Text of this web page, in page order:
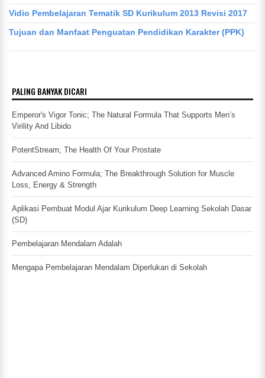
Vidio Pembelajaran Tematik SD Kurikulum 2013 Revisi 2017
Tujuan dan Manfaat Penguatan Pendidikan Karakter (PPK)
PALING BANYAK DICARI
Emperor's Vigor Tonic; The Natural Formula That Supports Men’s
Virility And Libido
PotentStream; The Health Of Your Prostate
Advanced Amino Formula; The Breakthrough Solution for Muscle
Loss, Energy & Strength
Aplikasi Pembuat Modul Ajar Kurikulum Deep Learning Sekolah Dasar
(SD)
Pembelajaran Mendalam Adalah
Mengapa Pembelajaran Mendalam Diperlukan di Sekolah